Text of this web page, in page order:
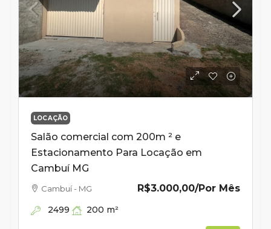
LOCAÇÃO
Salão comercial com 200m ² e
Estacionamento Para Locação em
Cambuí MG
R$3.000,00/Por Mês
Cambuí - MG
2499 200 m²